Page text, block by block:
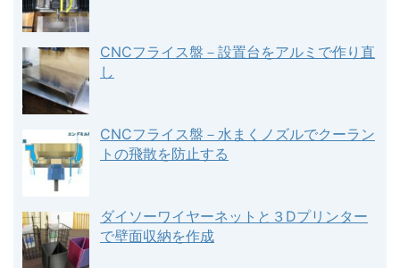
CNCフライス盤－設置台をアルミで作り直
し
CNCフライス盤－水まくノズルでクーラン
トの飛散を防止する
ダイソーワイヤーネットと３Dプリンター
で壁面収納を作成